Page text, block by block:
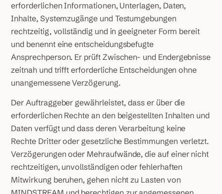
erforderlichen Informationen, Unterlagen, Daten,
Inhalte, Systemzugänge und Testumgebungen
rechtzeitig, vollständig und in geeigneter Form bereit
und benennt eine entscheidungsbefugte
Ansprechperson. Er prüft Zwischen- und Endergebnisse
zeitnah und trifft erforderliche Entscheidungen ohne
unangemessene Verzögerung.
Der Auftraggeber gewährleistet, dass er über die
erforderlichen Rechte an den beigestellten Inhalten und
Daten verfügt und dass deren Verarbeitung keine
Rechte Dritter oder gesetzliche Bestimmungen verletzt.
Verzögerungen oder Mehraufwände, die auf einer nicht
rechtzeitigen, unvollständigen oder fehlerhaften
Mitwirkung beruhen, gehen nicht zu Lasten von